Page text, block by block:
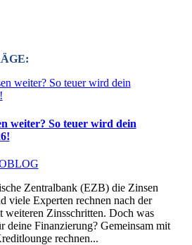
weiter? So teuer wird dein
Zentralbank (EZB) die Zinsen
viele Experten rechnen nach der
weiteren Zinsschritten. Doch was
deine Finanzierung? Gemeinsam mit
rechnen...